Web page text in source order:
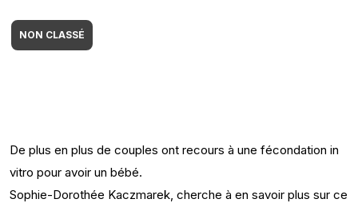
NON CLASSÉ
De plus en plus de couples ont recours à une fécondation in
vitro pour avoir un bébé.
Sophie-Dorothée Kaczmarek, cherche à en savoir plus sur ce